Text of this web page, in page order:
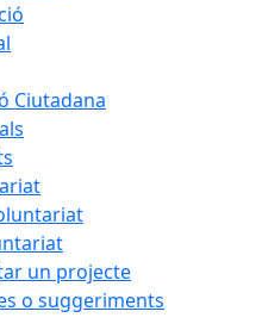
Ciutadana
un projecte
o suggeriments